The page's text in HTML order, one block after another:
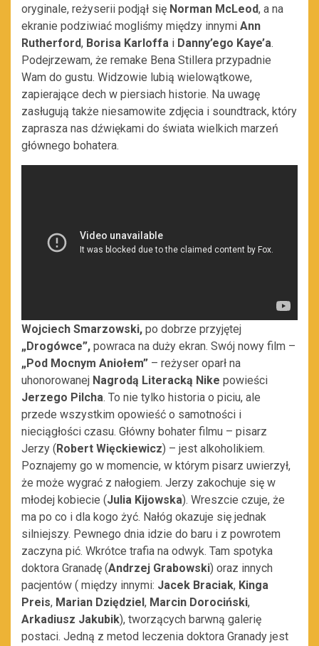
oryginale, reżyserii podjął się Norman McLeod, a na
ekranie podziwiać mogliśmy między innymi Ann
Rutherford, Borisa Karloffa i Danny’ego Kaye’a.
Podejrzewam, że remake Bena Stillera przypadnie
Wam do gustu. Widzowie lubią wielowątkowe,
zapierające dech w piersiach historie. Na uwagę
zasługują także niesamowite zdjęcia i soundtrack, który
zaprasza nas dźwiękami do świata wielkich marzeń
głównego bohatera.
Wojciech Smarzowski, po dobrze przyjętej
„Drogówce”, powraca na duży ekran. Swój nowy film –
„Pod Mocnym Aniołem” – reżyser oparł na
uhonorowanej Nagrodą Literacką Nike powieści
Jerzego Pilcha. To nie tylko historia o piciu, ale
przede wszystkim opowieść o samotności i
nieciągłości czasu. Główny bohater filmu – pisarz
Jerzy (Robert Więckiewicz) – jest alkoholikiem.
Poznajemy go w momencie, w którym pisarz uwierzył,
że może wygrać z nałogiem. Jerzy zakochuje się w
młodej kobiecie (Julia Kijowska). Wreszcie czuje, że
ma po co i dla kogo żyć. Nałóg okazuje się jednak
silniejszy. Pewnego dnia idzie do baru i z powrotem
zaczyna pić. Wkrótce trafia na odwyk. Tam spotyka
doktora Granadę (Andrzej Grabowski) oraz innych
pacjentów ( między innymi: Jacek Braciak, Kinga
Preis, Marian Dziędziel, Marcin Dorociński,
Arkadiusz Jakubik), tworzących barwną galerię
postaci. Jedną z metod leczenia doktora Granady jest